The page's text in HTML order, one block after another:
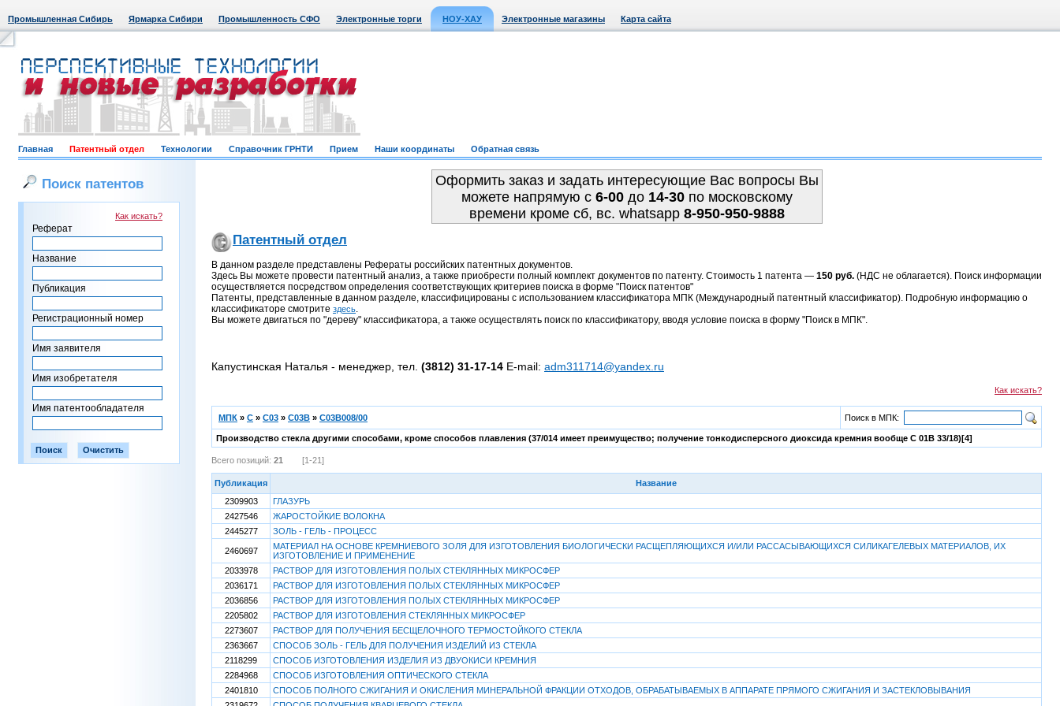
Промышленная Сибирь Ярмарка Сибири Промышленность СФО Электронные торги НОУ-ХАУ Электронные магазины Карта сайта
Главная Патентный отдел Технологии Справочник ГРНТИ Прием Наши координаты Обратная связь
Поиск патентов
Как искать?
Реферат
Название
Публикация
Регистрационный номер
Имя заявителя
Имя изобретателя
Имя патентообладателя
Оформить заказ и задать интересующие Вас вопросы Вы
можете напрямую c 6-00до 14-30по московскому
времени кроме сб, вс. whatsapp 8-950-950-9888
Патентный отдел
В данном разделе представлены Рефераты российских патентных документов.
Здесь Вы можете провести патентный анализ, а также приобрести полный комплект документов по патенту. Стоимость 1 патента — 150 руб. (НДС не облагается). Поиск информации
осуществляется посредством определения соответствующих критериев поиска в форме "Поиск патентов"
Патенты, представленные в данном разделе, классифицированы с использованием классификатора МПК (Международный патентный классификатор). Подробную информацию о
классификаторе смотрите здесь.
Вы можете двигаться по "дереву" классификатора, а также осуществлять поиск по классификатору, вводя условие поиска в форму "Поиск в МПК".
Капустинская Наталья - менеджер, тел. (3812) 31-17-14 E-mail: adm311714@yandex.ru
Как искать?
МПК » C » C03 » C03B » C03B008/00 Поиск в МПК:
Производство стекла другими способами, кроме способов плавления (37/014 имеет преимущество; получение тонкодисперсного диоксида кремния вообще C 01B 33/18)[4]
Всего позиций: 21 [1-21]
Публикация
Название
2309903
ГЛАЗУРЬ
2427546
ЖАРОСТОЙКИЕ ВОЛОКНА
2445277
ЗОЛЬ - ГЕЛЬ - ПРОЦЕСС
2460697
МАТЕРИАЛ НА ОСНОВЕ КРЕМНИЕВОГО ЗОЛЯ ДЛЯ ИЗГОТОВЛЕНИЯ БИОЛОГИЧЕСКИ РАСЩЕПЛЯЮЩИХСЯ И/ИЛИ РАССАСЫВАЮЩИХСЯ СИЛИКАГЕЛЕВЫХ МАТЕРИАЛОВ, ИХ
ИЗГОТОВЛЕНИЕ И ПРИМЕНЕНИЕ
2033978
РАСТВОР ДЛЯ ИЗГОТОВЛЕНИЯ ПОЛЫХ СТЕКЛЯННЫХ МИКРОСФЕР
2036171
РАСТВОР ДЛЯ ИЗГОТОВЛЕНИЯ ПОЛЫХ СТЕКЛЯННЫХ МИКРОСФЕР
2036856
РАСТВОР ДЛЯ ИЗГОТОВЛЕНИЯ ПОЛЫХ СТЕКЛЯННЫХ МИКРОСФЕР
2205802
РАСТВОР ДЛЯ ИЗГОТОВЛЕНИЯ СТЕКЛЯННЫХ МИКРОСФЕР
2273607
РАСТВОР ДЛЯ ПОЛУЧЕНИЯ БЕСЩЕЛОЧНОГО ТЕРМОСТОЙКОГО СТЕКЛА
2363667
СПОСОБ ЗОЛЬ - ГЕЛЬ ДЛЯ ПОЛУЧЕНИЯ ИЗДЕЛИЙ ИЗ СТЕКЛА
2118299
СПОСОБ ИЗГОТОВЛЕНИЯ ИЗДЕЛИЯ ИЗ ДВУОКИСИ КРЕМНИЯ
2284968
СПОСОБ ИЗГОТОВЛЕНИЯ ОПТИЧЕСКОГО СТЕКЛА
2401810
СПОСОБ ПОЛНОГО СЖИГАНИЯ И ОКИСЛЕНИЯ МИНЕРАЛЬНОЙ ФРАКЦИИ ОТХОДОВ, ОБРАБАТЫВАЕМЫХ В АППАРАТЕ ПРЯМОГО СЖИГАНИЯ И ЗАСТЕКЛОВЫВАНИЯ